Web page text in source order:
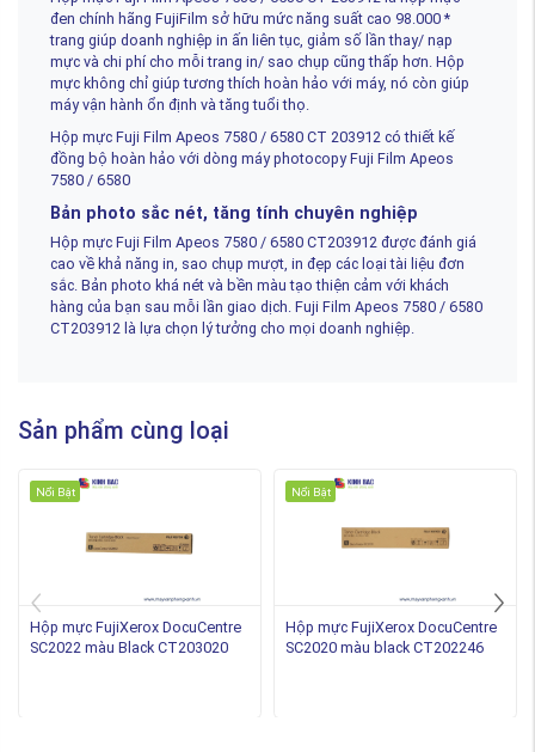
đen chính hãng FujiFilm sở hữu mức năng suất cao 98.000 *
trang giúp doanh nghiệp in ấn liên tục, giảm số lần thay/ nạp
mực và chi phí cho mỗi trang in/ sao chụp cũng thấp hơn. Hộp
mực không chỉ giúp tương thích hoàn hảo với máy, nó còn giúp
máy vận hành ổn định và tăng tuổi thọ.
Hộp mực Fuji Film Apeos 7580 / 6580 CT 203912 có thiết kế
đồng bộ hoàn hảo với dòng máy photocopy Fuji Film Apeos
7580 / 6580
Bản photo sắc nét, tăng tính chuyên nghiệp
Hộp mực Fuji Film Apeos 7580 / 6580 CT203912 được đánh giá
cao về khả năng in, sao chụp mượt, in đẹp các loại tài liệu đơn
sắc. Bản photo khá nét và bền màu tạo thiện cảm với khách
hàng của bạn sau mỗi lần giao dịch. Fuji Film Apeos 7580 / 6580
CT203912 là lựa chọn lý tưởng cho mọi doanh nghiệp.
Sản phẩm cùng loại
Nổi Bật
Hộp mực FujiXerox DocuCentre
SC2022 màu Black CT203020
Nổi Bật
Hộp mực FujiXerox DocuCentre
SC2020 màu black CT202246